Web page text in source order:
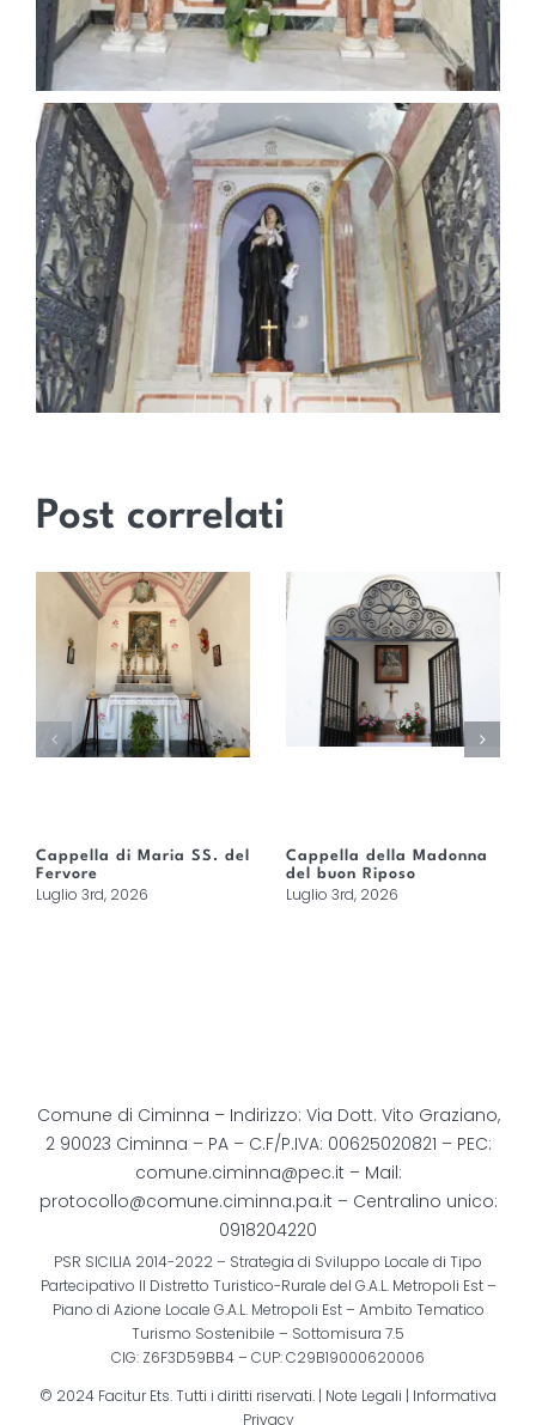
Post correlati
Cappella di Maria SS. del
Fervore
Luglio 3rd, 2026
Cappella della Madonna
del buon Riposo
Luglio 3rd, 2026
Comune di Ciminna – Indirizzo: Via Dott. Vito Graziano,
2 90023 Ciminna – PA – C.F/P.IVA: 00625020821 – PEC:
comune.ciminna@pec.it – Mail:
protocollo@comune.ciminna.pa.it – Centralino unico:
0918204220
PSR SICILIA 2014-2022 – Strategia di Sviluppo Locale di Tipo
Partecipativo Il Distretto Turistico-Rurale del G.A.L. Metropoli Est –
Piano di Azione Locale G.A.L. Metropoli Est – Ambito Tematico
Turismo Sostenibile – Sottomisura 7.5
CIG: Z6F3D59BB4 – CUP: C29B19000620006
© 2024 Facitur Ets. Tutti i diritti riservati. | Note Legali | Informativa
Privacy